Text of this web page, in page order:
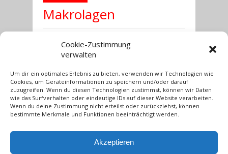
Cookie-Zustimmung
verwalten
Um dir ein optimales Erlebnis zu bieten, verwenden wir Technologien wie
Cookies, um Geräteinformationen zu speichern und/oder darauf
zuzugreifen. Wenn du diesen Technologien zustimmst, können wir Daten
wie das Surfverhalten oder eindeutige IDs auf dieser Website verarbeiten.
Wenn du deine Zustimmung nicht erteilst oder zurückziehst, können
bestimmte Merkmale und Funktionen beeinträchtigt werden.
Akzeptieren
Makrolagen
Aktuelles
Die Gutachterin.com – seit 17 Jahren
Kompetenz in Sachen Immobilienbewertung